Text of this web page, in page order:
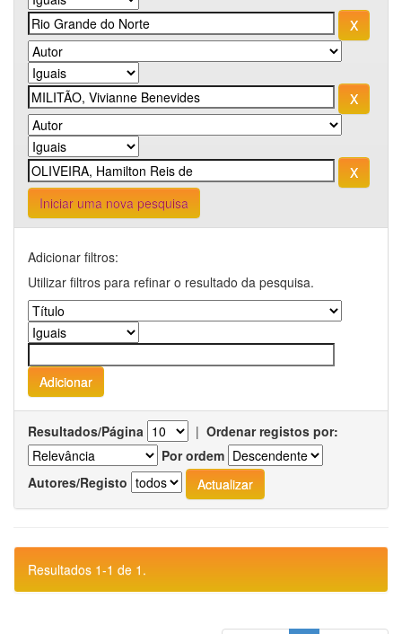
Iniciar uma nova pesquisa
Adicionar filtros:
Utilizar filtros para refinar o resultado da pesquisa.
Resultados/Página | Ordenar registos por:
Por ordem
Autores/Registo
Resultados 1-1 de 1.